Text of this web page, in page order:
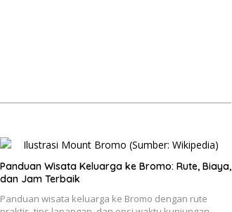
Panduan Wisata Keluarga ke Bromo: Rute, Biaya,
dan Jam Terbaik
Panduan wisata keluarga ke Bromo dengan rute